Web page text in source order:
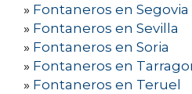
» Fontaneros en Segovia
» Fontaneros en Sevilla
» Fontaneros en Soria
» Fontaneros en
» Fontaneros en Teruel